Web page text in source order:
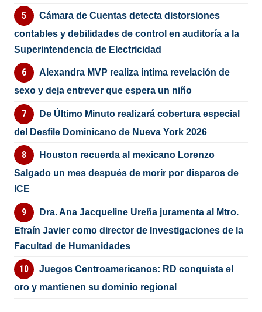
Cámara de Cuentas detecta distorsiones
contables y debilidades de control en auditoría a la
Superintendencia de Electricidad
Alexandra MVP realiza íntima revelación de
sexo y deja entrever que espera un niño
De Último Minuto realizará cobertura especial
del Desfile Dominicano de Nueva York 2026
Houston recuerda al mexicano Lorenzo
Salgado un mes después de morir por disparos de
ICE
Dra. Ana Jacqueline Ureña juramenta al Mtro.
Efraín Javier como director de Investigaciones de la
Facultad de Humanidades
Juegos Centroamericanos: RD conquista el
oro y mantienen su dominio regional